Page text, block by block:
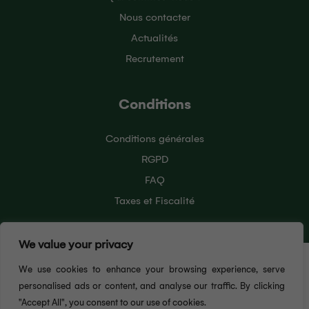
We value your privacy
We use cookies to enhance your browsing experience, serve
personalised ads or content, and analyse our traffic. By clicking
"Accept All", you consent to our use of cookies.
Nous contacter
Actualités
Recrutement
Conditions
Conditions générales
RGPD
FAQ
Taxes et Fiscalité
possible, ce site Web utilise des cookies. En
continuant à naviguer sur ce site, vous acceptez
notre utilisation des cookies. Pour en savoir plus sur